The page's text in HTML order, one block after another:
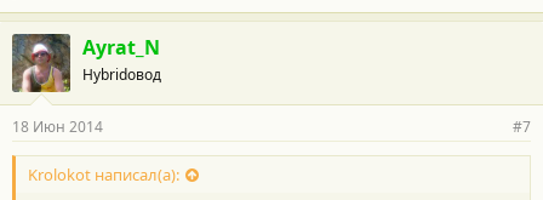
Ayrat_N
Hybridовод
18 Июн 2014 #7
Krolokot написал(а):